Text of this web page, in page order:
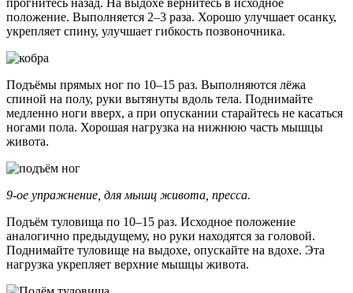
прогнитесь назад. На выдохе вернитесь в исходное
положение. Выполняется 2–3 раза. Хорошо улучшает осанку,
укрепляет спину, улучшает гибкость позвоночника.
Подъёмы прямых ног по 10–15 раз. Выполняются лёжа
спиной на полу, руки вытянуты вдоль тела. Поднимайте
медленно ноги вверх, а при опускании старайтесь не касаться
ногами пола. Хорошая нагрузка на нижнюю часть мышцы
живота.
9-ое упражнение, для мышц живота, пресса.
Подъём туловища по 10–15 раз. Исходное положение
аналогично предыдущему, но руки находятся за головой.
Поднимайте туловище на выдохе, опускайте на вдохе. Эта
нагрузка укрепляет верхние мышцы живота.